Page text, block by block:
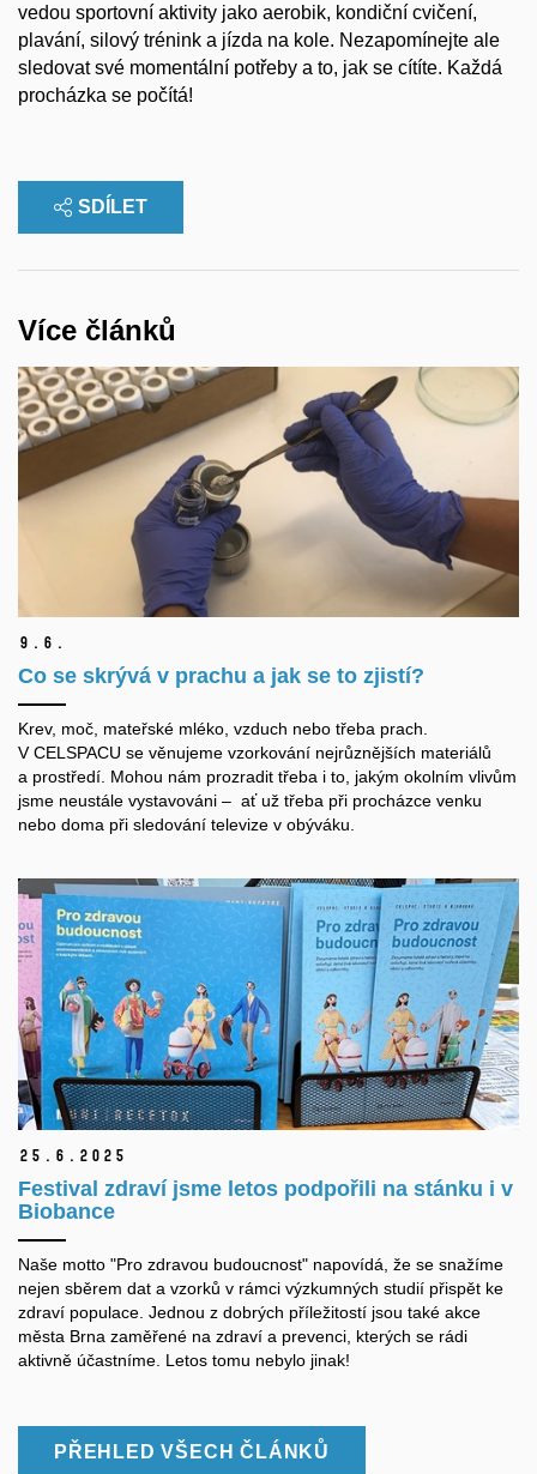
vedou sportovní aktivity jako aerobik, kondiční cvičení,
plavání, silový trénink a jízda na kole. Nezapomínejte ale
sledovat své momentální potřeby a to, jak se cítíte. Každá
procházka se počítá!
SDÍLET
Více článků
9. 6.
Co se skrývá v prachu a jak se to zjistí?
Krev, moč, mateřské mléko, vzduch nebo třeba prach.
V CELSPACU se věnujeme vzorkování nejrůznějších materiálů
a prostředí. Mohou nám prozradit třeba i to, jakým okolním vlivům
jsme neustále vystavováni – ať už třeba při procházce venku
nebo doma při sledování televize v obýváku.
25. 6. 2025
Festival zdraví jsme letos podpořili na stánku i v
Biobance
Naše motto "Pro zdravou budoucnost" napovídá, že se snažíme
nejen sběrem dat a vzorků v rámci výzkumných studií přispět ke
zdraví populace. Jednou z dobrých příležitostí jsou také akce
města Brna zaměřené na zdraví a prevenci, kterých se rádi
aktivně účastníme. Letos tomu nebylo jinak!
PŘEHLED VŠECH ČLÁNKŮ